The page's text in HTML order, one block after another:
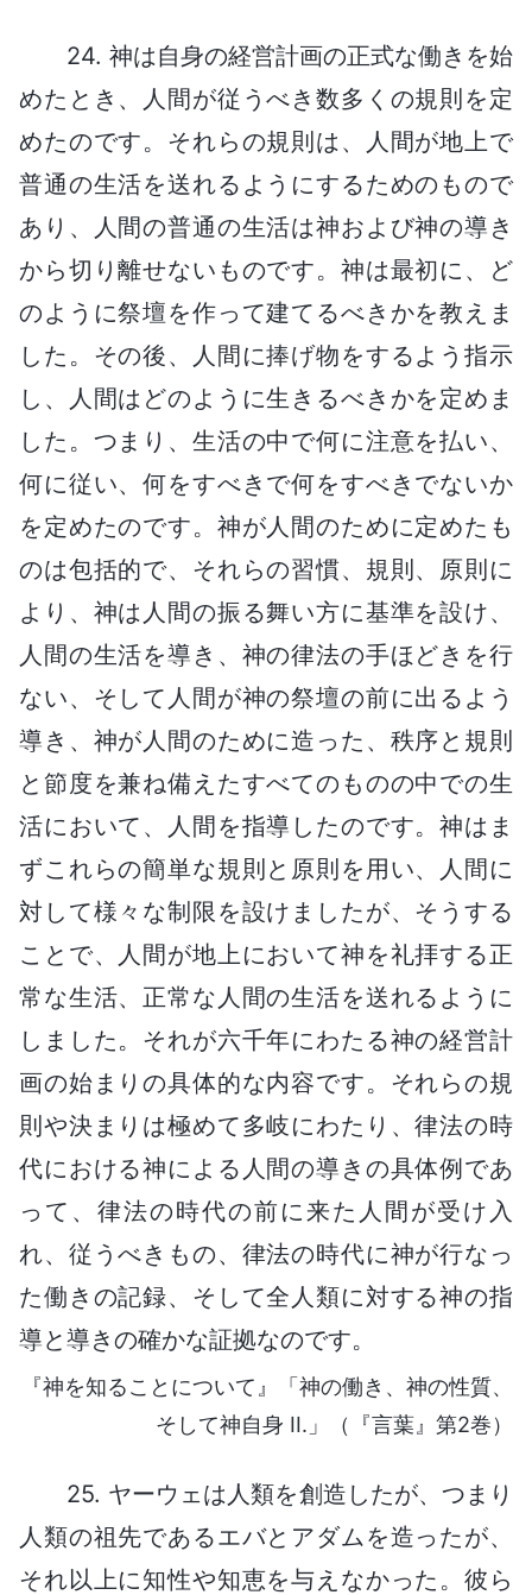
24. 神は自身の経営計画の正式な働きを始
めたとき、人間が従うべき数多くの規則を定
めたのです。それらの規則は、人間が地上で
普通の生活を送れるようにするためのもので
あり、人間の普通の生活は神および神の導き
から切り離せないものです。神は最初に、ど
のように祭壇を作って建てるべきかを教えま
した。その後、人間に捧げ物をするよう指示
し、人間はどのように生きるべきかを定めま
した。つまり、生活の中で何に注意を払い、
何に従い、何をすべきで何をすべきでないか
を定めたのです。神が人間のために定めたも
のは包括的で、それらの習慣、規則、原則に
より、神は人間の振る舞い方に基準を設け、
人間の生活を導き、神の律法の手ほどきを行
ない、そして人間が神の祭壇の前に出るよう
導き、神が人間のために造った、秩序と規則
と節度を兼ね備えたすべてのものの中での生
活において、人間を指導したのです。神はま
ずこれらの簡単な規則と原則を用い、人間に
対して様々な制限を設けましたが、そうする
ことで、人間が地上において神を礼拝する正
常な生活、正常な人間の生活を送れるように
しました。それが六千年にわたる神の経営計
画の始まりの具体的な内容です。それらの規
則や決まりは極めて多岐にわたり、律法の時
代における神による人間の導きの具体例であ
って、律法の時代の前に来た人間が受け入
れ、従うべきもの、律法の時代に神が行なっ
た働きの記録、そして全人類に対する神の指
導と導きの確かな証拠なのです。
『神を知ることについて』「神の働き、神の性質、
そして神自身 II.」（『言葉』第2巻）
25. ヤーウェは人類を創造したが、つまり
人類の祖先であるエバとアダムを造ったが、
それ以上に知性や知恵を与えなかった。彼ら